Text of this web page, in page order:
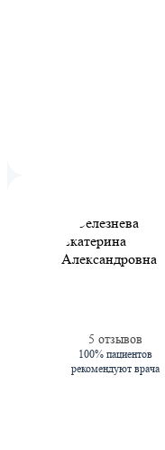
5 отзывов
100% пациентов
рекомендуют врача